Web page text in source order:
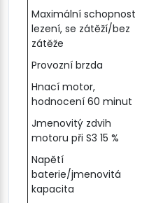
Maximální schopnost
lezení, se zátěží/bez
zátěže
Provozní brzda
Hnací motor,
hodnocení 60 minut
Jmenovitý zdvih
motoru při S3 15 %
Napětí
baterie/jmenovitá
kapacita